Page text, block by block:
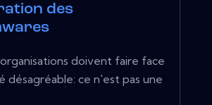
des
doivent faire face
désagréable: ce n'est pas une